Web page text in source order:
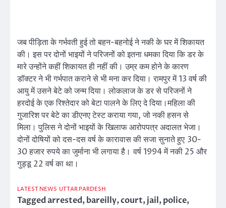
जब पीड़िता के गर्भवती हुई तो बहन-बहनोई ने नकी के घर में शिकायत
की। इस पर दोनों भाइयों ने परिजनों को इतना धमका दिया कि डर के
मारे उन्होंने कहीं शिकायत ही नहीं की। उम्र कम होने के कारण
डॉक्टर ने भी गर्भपात कराने से भी मना कर दिया। रामपुर में 13 वर्ष की
आयु में उसने बेटे को जन्म दिया। लोकलाज के डर से परिजनों ने
हरदोई के एक रिश्तेदार को बेटा पालने के लिए दे दिया।महिला की
गुजारिश पर बेटे का डीएनए टेस्ट कराया गया, जो नकी हसन से
मिला। पुलिस ने दोनों भाइयों के खिलाफ आरोपपत्र अदालत भेजा।
दोनों दोषियों को दस-दस वर्ष के कारावास की सजा सुनाते हुए 30-
30 हजार रुपये का जुर्माना भी लगाया है। वर्ष 1994 में नकी 25 और
गुड्डू 22 वर्ष का था।
LATEST NEWS UTTAR PARDESH
Taggedarrested,bareilly,court,jail,police,